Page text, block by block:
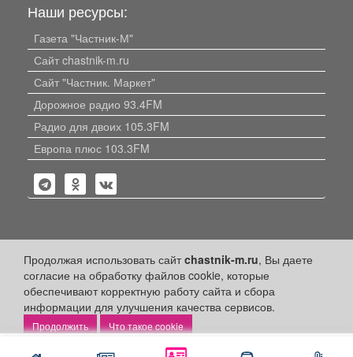
Продолжая использовать сайтchastnik-m.ru, Вы даете
согласие на обработку файлов cookie, которые
обеспечивают корректную работу сайта и сбора
информации для улучшения качества сервисов.
Что такое cookie
Наши ресурсы:
Газета "Частник-М"
Сайт chastnik-m.ru
Сайт "Частник. Маркет"
Дорожное радио 93.4FM
Радио для двоих 105.3FM
Европа плюс 103.3FM
Политика конфиденциальности
Публикации с пометкой «Реклама», «На правах рекламы»,
«Партнёрский проект» оплачены рекламодателем.
Редакция сайта не несет ответственности за достоверность
информации, содержащейся в рекламных материалах и
объявлениях.